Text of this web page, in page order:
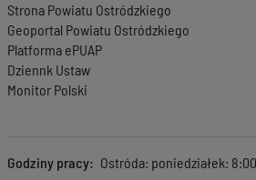
Strona Powiatu Ostródzkiego
Geoportal Powiatu Ostródzkiego
Platforma ePUAP
Dziennk Ustaw
Monitor Polski
Godziny pracy
Ostróda: poniedziałek: